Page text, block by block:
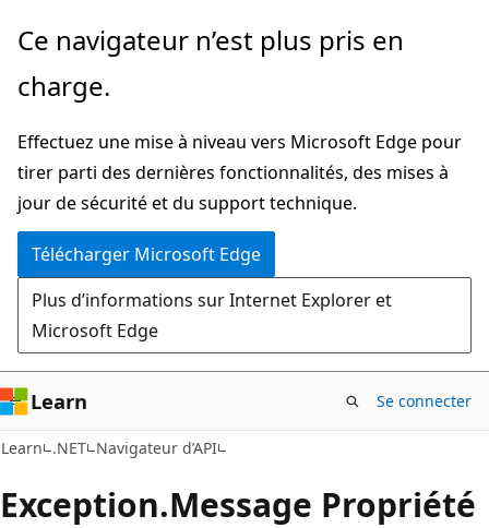
Passer
directement
au
principal
Passer
la
dans
la
page
Ce navigateur n’est plus pris en
charge.
Effectuez une mise à niveau vers Microsoft Edge pour
tirer parti des dernières fonctionnalités, des mises à
jour de sécurité et du support technique.
Télécharger Microsoft Edge
Plus d’informations sur Internet Explorer et
Microsoft Edge
Learn Se connecter
Learn .NET Navigateur d’API
Exception.Message Propriété